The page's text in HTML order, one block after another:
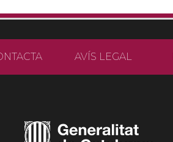
AVÍS LEGAL